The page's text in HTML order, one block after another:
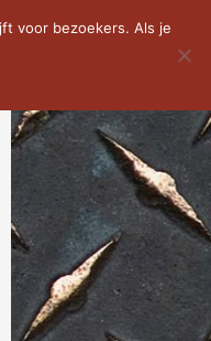
voor bezoekers. Als je